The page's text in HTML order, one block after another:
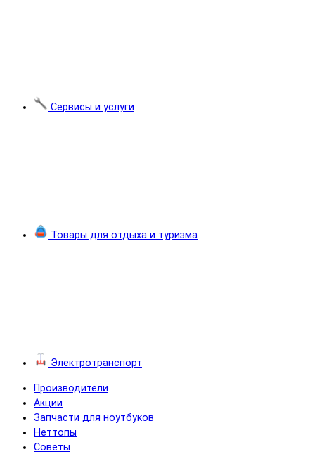
Сервисы и услуги
Товары для отдыха и туризма
Электротранспорт
Производители
Акции
Запчасти для ноутбуков
Неттопы
Советы